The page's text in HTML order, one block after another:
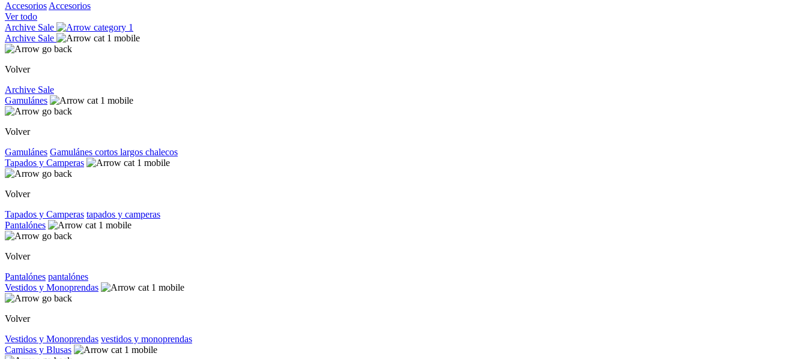
Accesorios Accesorios
Ver todo
Archive Sale
Archive Sale
Volver
Archive Sale
Gamulánes
Volver
Gamulánes Gamulánes cortos largos chalecos
Tapados y Camperas
Volver
Tapados y Camperas tapados y camperas
Pantalónes
Volver
Pantalónes pantalónes
Vestidos y Monoprendas
Volver
Vestidos y Monoprendas vestidos y monoprendas
Camisas y Blusas